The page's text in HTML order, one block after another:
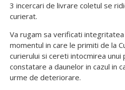
3 incercari de livrare coletul se
curierat.
Va rugam sa verificati
momentul in care le primiti de la
curierului si cereti intocmirea unui
constatare a daunelor in cazul in
urme de deteriorare.